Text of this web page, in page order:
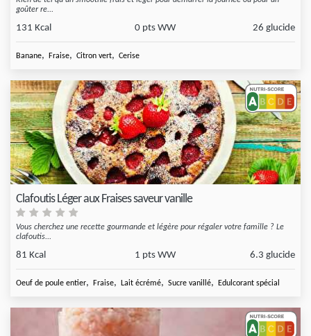
goûter re...
131 Kcal 0 pts WW 26 glucide
Banane, Fraise, Citron vert, Cerise
Clafoutis Léger aux Fraises saveur vanille
Vous cherchez une recette gourmande et légère pour régaler votre famille ? Le
clafoutis...
81 Kcal 1 pts WW 6.3 glucide
Oeuf de poule entier, Fraise, Lait écrémé, Sucre vanillé, Edulcorant spécial